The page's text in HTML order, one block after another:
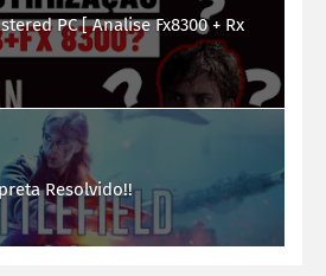
PC [ Analise Fx8300 + Rx
Resolvido!!